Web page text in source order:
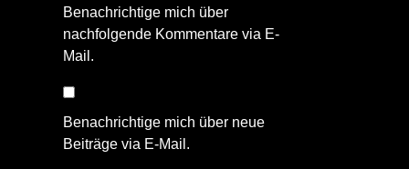
Benachrichtige mich über
nachfolgende Kommentare via E-
Mail.
Benachrichtige mich über neue
Beiträge via E-Mail.